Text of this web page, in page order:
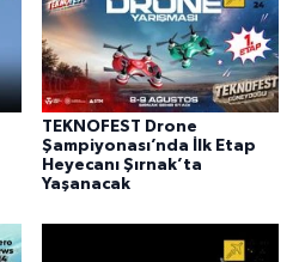
TEKNOFEST Drone
Şampiyonası’nda İlk Etap
Heyecanı Şırnak’ta
Yaşanacak